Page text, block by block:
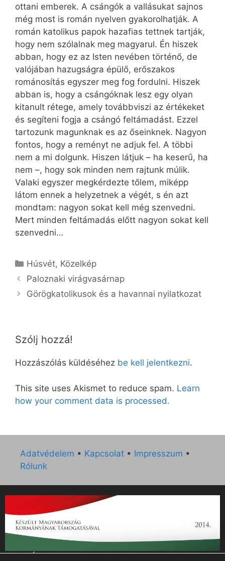
ottani emberek. A csángók a vallásukat sajnos
még most is román nyelven gyakorolhatják. A
román katolikus papok hazafias tettnek tartják,
hogy nem szólalnak meg magyarul. Én hiszek
abban, hogy ez az Isten nevében történő, de
valójában hazugságra épülő, erőszakos
románosítás egyszer meg fog fordulni. Hiszek
abban is, hogy a csángóknak lesz egy olyan
kitanult rétege, amely továbbviszi az értékeket
és segíteni fogja a csángó feltámadást. Ezzel
tartozunk magunknak es az őseinknek. Nagyon
fontos, hogy a reményt ne adjuk fel. A többi
nem a mi dolgunk. Hiszen látjuk – ha keserű, ha
nem –, hogy sok minden nem rajtunk múlik.
Valaki egyszer megkérdezte tőlem, miképp
látom ennek a helyzetnek a végét, s én azt
mondtam: nagyon sokat kell még szenvedni.
Mert minden feltámadás előtt nagyon sokat kell
szenvedni…
Kategória
Húsvét, Közelkép
Paloznaki virágvasárnap
Görögkatolikusok és a havannai nyilatkozat
Szólj hozzá!
Hozzászólás küldéséhez be kell jelentkezni.
This site uses Akismet to reduce spam. Learn
how your comment data is processed.
Adatvédelem • Kapcsolat • Impresszum •
Rólunk
„Az Új Ember katolikus hetilap 2014. évi működésének